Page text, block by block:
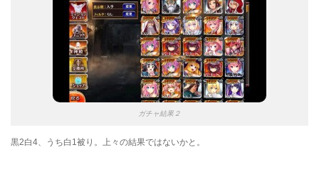
ガチャ結果２
黒2白4、うち白1被り。上々の結果ではないかと。